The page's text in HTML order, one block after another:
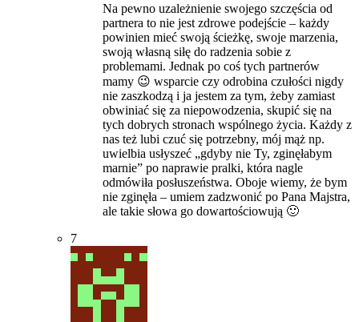
Na pewno uzależnienie swojego szczęścia od
partnera to nie jest zdrowe podejście – każdy
powinien mieć swoją ścieżkę, swoje marzenia,
swoją własną siłę do radzenia sobie z
problemami. Jednak po coś tych partnerów
mamy 😉 wsparcie czy odrobina czułości nigdy
nie zaszkodzą i ja jestem za tym, żeby zamiast
obwiniać się za niepowodzenia, skupić się na
tych dobrych stronach wspólnego życia. Każdy z
nas też lubi czuć się potrzebny, mój mąż np.
uwielbia usłyszeć „gdyby nie Ty, zginęłabym
marnie” po naprawie pralki, która nagle
odmówiła posłuszeństwa. Oboje wiemy, że bym
nie zginęła – umiem zadzwonić po Pana Majstra,
ale takie słowa go dowartościowują 🙂
7